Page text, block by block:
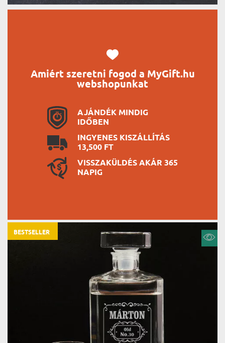
Amiért szeretni fogod a MyGift.hu
webshopunkat
AJÁNDÉK MINDIG
IDŐBEN
INGYENES KISZÁLLÍTÁS
13,500 FT
VISSZAKÜLDÉS AKÁR 365
NAPIG
BESTSELLER